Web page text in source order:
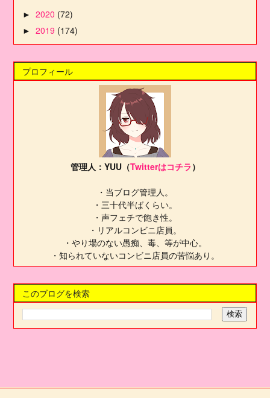
►2020 (72)
►2019 (174)
プロフィール
管理人：YUU（Twitterはコチラ ）
・当ブログ管理人。
・三十代半ばくらい。
・声フェチで飽き性。
・リアルコンビニ店員。
・やり場のない愚痴、毒、等が中心。
・知られていないコンビニ店員の苦悩あり。
このブログを検索